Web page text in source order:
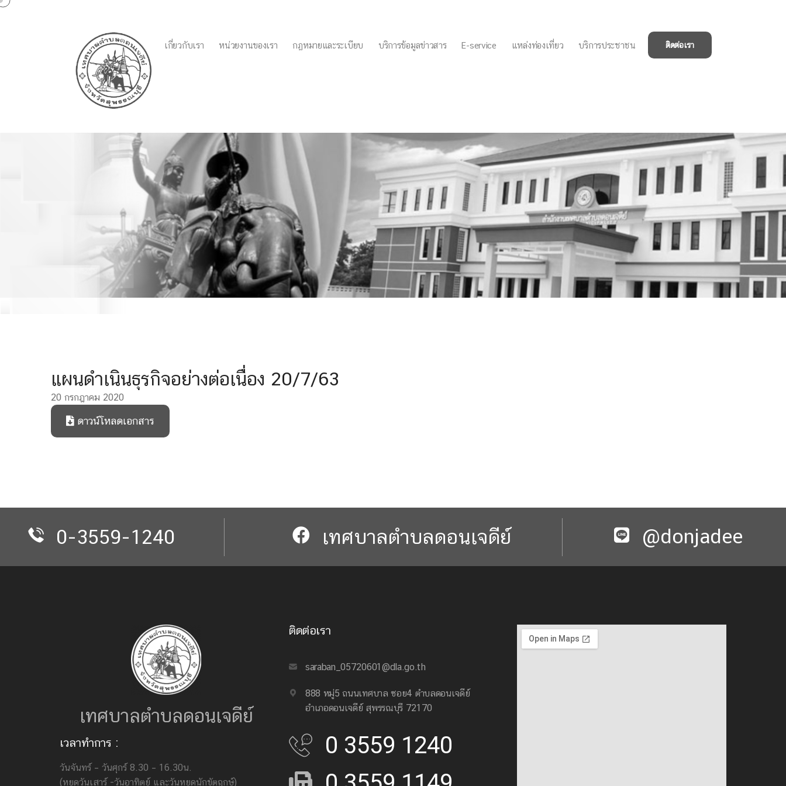
เกี่ยวกับเรา หน่วยงานของเรา กฏหมายและระเบียบ บริการข้อมูลข่าวสาร E-service แหล่งท่องเที่ยว บริการประชาชน ติดต่อเรา
แผนดำเนินธุรกิจอย่างต่อเนื่อง 20/7/63
แผนดำเนินธุรกิจอย่างต่อเนื่อง 20/7/63
20 กรกฎาคม 2020
ดาวน์โหลดเอกสาร
0-3559-1240 เทศบาลตำบลดอนเจดีย์​​ @donjadee​
เทศบาลตำบลดอนเจดีย์
เวลาทำการ :
วันจันทร์ – วันศุกร์ 8.30 – 16.30น.
(หยุดวันเสาร์ -วันอาทิตย์ และวันหยุดนักขัตฤกษ์)
ติดต่อเรา
saraban_05720601@dla.go.th
888 หมู่5 ถนนเทศบาล ซอย4 ตำบลดอนเจดีย์
อำเภอดอนเจดีย์ สุพรรณบุรี 72170
0 3559 1240